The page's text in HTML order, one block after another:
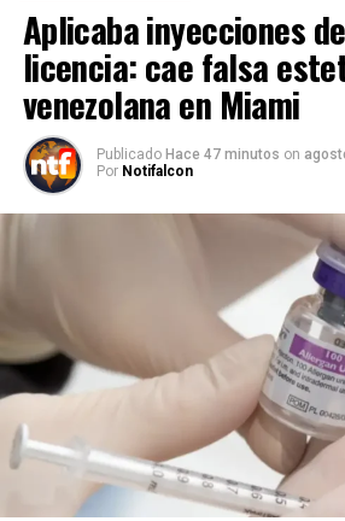
Aplicaba inyecciones
licencia: cae falsa
venezolana en Miami
Publicado Hace 47 minutos on
Por Notifalcon